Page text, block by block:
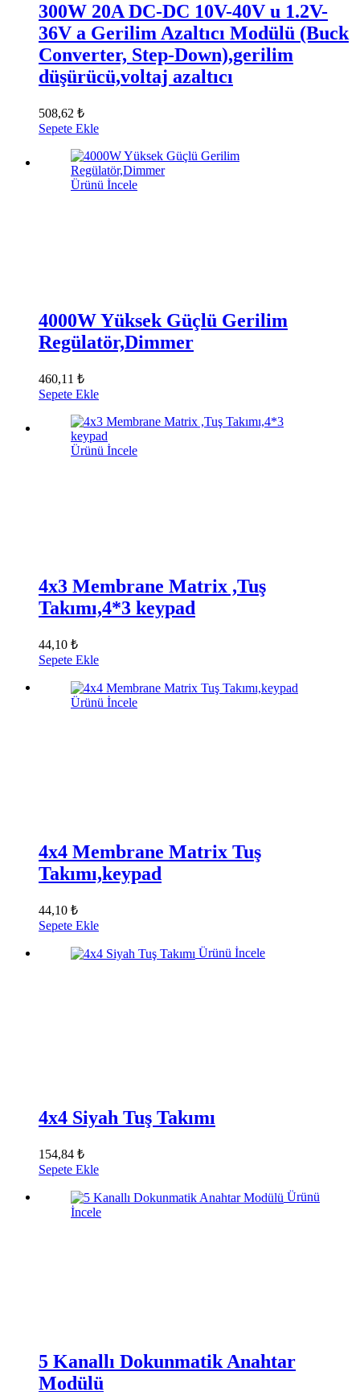
300W 20A DC-DC 10V-40V u 1.2V-
36V a Gerilim Azaltıcı Modülü (Buck
Converter, Step-Down),gerilim
düşürücü,voltaj azaltıcı
508,62 ₺
Sepete Ekle
Ürünü İncele
4000W Yüksek Güçlü Gerilim
Regülatör,Dimmer
460,11 ₺
Sepete Ekle
Ürünü İncele
4x3 Membrane Matrix ,Tuş
Takımı,4*3 keypad
44,10 ₺
Sepete Ekle
Ürünü İncele
4x4 Membrane Matrix Tuş
Takımı,keypad
44,10 ₺
Sepete Ekle
Ürünü İncele
4x4 Siyah Tuş Takımı
154,84 ₺
Sepete Ekle
Ürünü
İncele
5 Kanallı Dokunmatik Anahtar
Modülü